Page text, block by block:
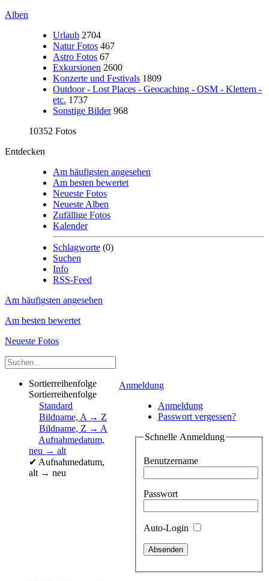
Alben
Urlaub 2704
Natur Fotos 467
Astro Fotos 67
Exkursionen 2600
Konzerte und Festivals 1809
Outdoor - Lost Places - Geocaching - OSM - Klettern -
etc. 1737
Sonstige Bilder 968
10352 Fotos
Entdecken
Am häufigsten angesehen
Am besten bewertet
Neueste Fotos
Neueste Alben
Zufällige Fotos
Kalender
Schlagworte (0)
Suchen
Info
RSS-Feed
Am häufigsten angesehen
Am besten bewertet
Neueste Fotos
Anmeldung
Anmeldung
Passwort vergessen?
Schnelle Anmeldung
Benutzername
Passwort
Auto-Login
Sortierreihenfolge
Sortierreihenfolge
Standard
Bildname, A → Z
Bildname, Z → A
Aufnahmedatum,
neu → alt
✔ Aufnahmedatum,
alt → neu